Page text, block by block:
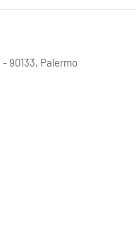
90133, Palermo